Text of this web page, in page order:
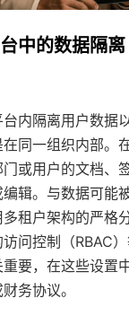
中的数据隔离
内隔离用户数据
同一组织内部。
或用户的文档、
辑。与数据可能
租户架构的严格
问控制（RBAC
要，在这些设置
务协议。